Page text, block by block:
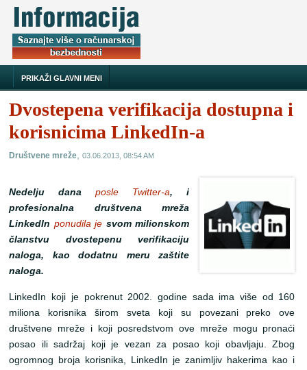
PRIKAŽI GLAVNI MENI
Dvostepena verifikacija dostupna i
korisnicima LinkedIn-a
Društvene mreže,03.06.2013, 08:54 AM
Nedelju danaposle Twitter-a, i
profesionalna društvena mreža
LinkedIn ponudila je svom milionskom
članstvu dvostepenu verifikaciju
naloga, kao dodatnu meru zaštite
naloga.
LinkedIn koji je pokrenut 2002. godine sada ima više od 160
miliona korisnika širom sveta koji su povezani preko ove
društvene mreže i koji posredstvom ove mreže mogu pronaći
posao ili sadržaj koji je vezan za posao koji obavljaju. Zbog
ogromnog broja korisnika, LinkedIn je zanimljiv hakerima kao i